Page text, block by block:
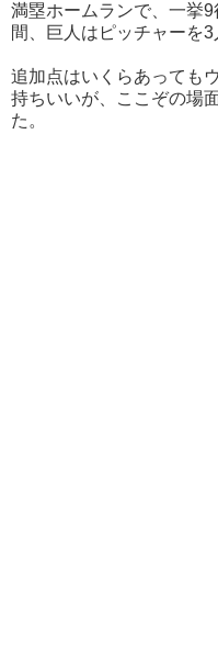
満塁ホームランで、一挙
間、巨人はピッチャーを3
追加点はいくらあっても
持ちいいが、ここぞの場
た。